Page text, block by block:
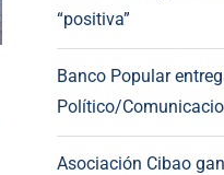
“positiva”
Banco Popular
Político/
Asociación Cibao